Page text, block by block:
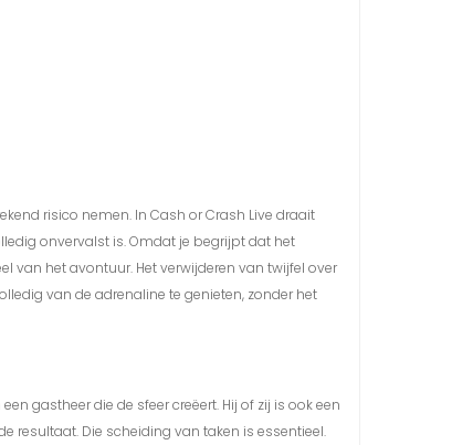
risico nemen. In Cash or Crash Live draait
onvervalst is. Omdat je begrijpt dat het
van het avontuur. Het verwijderen van twijfel over
van de adrenaline te genieten, zonder het
gastheer die de sfeer creëert. Hij of zij is ook een
resultaat. Die scheiding van taken is essentieel.